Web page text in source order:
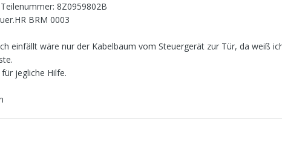
8Z0959802B
BRM 0003
einfällt wäre nur der Kabelbaum vom Steuergerät zur Tür, da weiß
jegliche Hilfe.